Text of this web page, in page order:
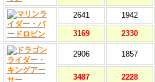
2641 1942
3169 2330
2906 1857
3487 2228